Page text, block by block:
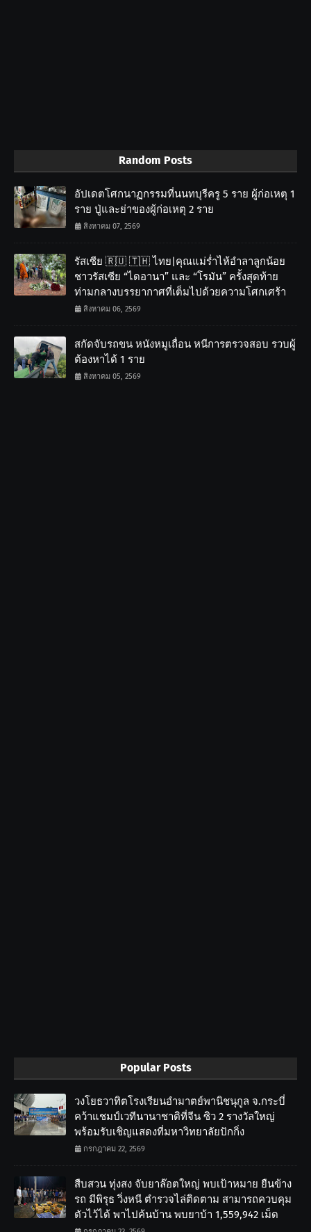
Random Posts
อัปเดตโศกนาฏกรรมที่นนทบุรีครู 5 ราย ผู้ก่อเหตุ 1
ราย ปู่และย่าของผู้ก่อเหตุ 2 ราย
สิงหาคม 07, 2569
รัสเซีย 🇷🇺 🇹🇭 ไทย|คุณแม่ร่ำไห้อำลาลูกน้อย
ชาวรัสเซีย “ไดอานา” และ “โรมัน” ครั้งสุดท้าย
ท่ามกลางบรรยากาศที่เต็มไปด้วยความโศกเศร้า
สิงหาคม 06, 2569
สกัดจับรถขน หนังหมูเถื่อน หนีการตรวจสอบ รวบผู้
ต้องหาได้ 1 ราย
สิงหาคม 05, 2569
Popular Posts
วงโยธวาทิตโรงเรียนอำมาตย์พานิชนุกูล จ.กระบี่
คว้าแชมป์เวทีนานาชาติที่จีน ซิว 2 รางวัลใหญ่
พร้อมรับเชิญแสดงที่มหาวิทยาลัยปักกิ่ง
กรกฎาคม 22, 2569
สืบสวน ทุ่งสง จับยาล๊อตใหญ่ พบเป้าหมาย ยืนข้าง
รถ มีพิรุธ วิ่งหนี ตำรวจไล่ติดตาม สามารถควบคุม
ตัวไว้ได้ พาไปค้นบ้าน พบยาบ้า 1,559,942 เม็ด